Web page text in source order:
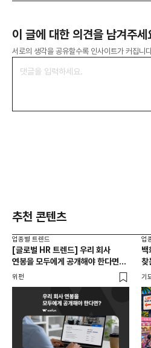
이 글에 대한 의견을 남겨주세
서로의 생각을 공유할수록 인사이트가 커집니
추천 콘텐츠
업종별 트렌드
[글로벌 HR 트렌드] 우리 회사
연봉을 모두에게 공개해야 한다면? |
급여 투명성 법, 해외 사례, 연봉
위펀
업
백
찾
기